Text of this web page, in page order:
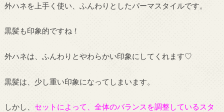
外ハネを上手く使い、ふんわりとしたパーマスタイルです。
黒髪も印象的ですね！
外ハネは、ふんわりとやわらかい印象にしてくれます♡
黒髪は、少し重い印象になってしまいます。
しかし、 セットによって、全体のバランスを調整しているスタ